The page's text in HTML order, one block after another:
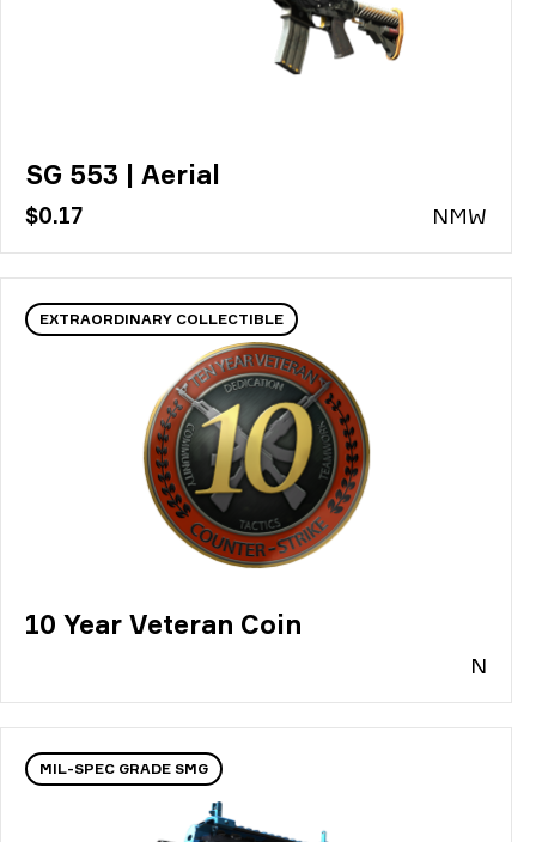
SG 553 | Aerial
$0.17 NMW
EXTRAORDINARY COLLECTIBLE
10 Year Veteran Coin
N
MIL-SPEC GRADE SMG